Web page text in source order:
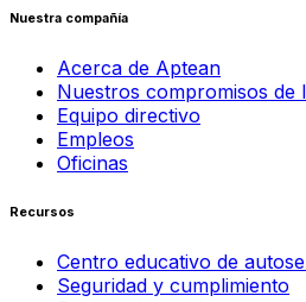
Nuestra compañía
Acerca de Aptean
Nuestros compromisos de
Equipo directivo
Empleos
Oficinas
Recursos
Centro educativo de
Seguridad y cumplimiento